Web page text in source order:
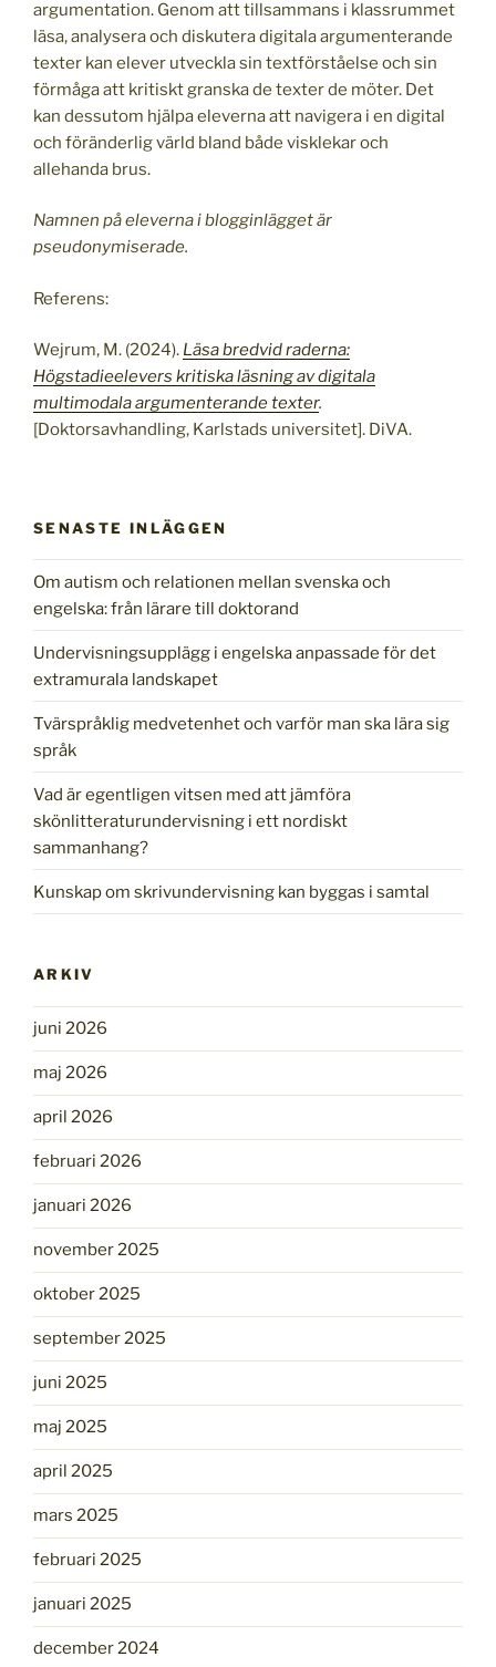
argumentation. Genom att tillsammans i klassrummet
läsa, analysera och diskutera digitala argumenterande
texter kan elever utveckla sin textförståelse och sin
förmåga att kritiskt granska de texter de möter. Det
kan dessutom hjälpa eleverna att navigera i en digital
och föränderlig värld bland både visklekar och
allehanda brus.
Namnen på eleverna i blogginlägget är
pseudonymiserade.
Referens:
Wejrum, M. (2024). Läsa bredvid raderna:
Högstadieelevers kritiska läsning av digitala
multimodala argumenterande texter.
[Doktorsavhandling, Karlstads universitet]. DiVA.
SENASTE INLÄGGEN
Om autism och relationen mellan svenska och
engelska: från lärare till doktorand
Undervisningsupplägg i engelska anpassade för det
extramurala landskapet
Tvärspråklig medvetenhet och varför man ska lära sig
språk
Vad är egentligen vitsen med att jämföra
skönlitteraturundervisning i ett nordiskt
sammanhang?
Kunskap om skrivundervisning kan byggas i samtal
ARKIV
juni 2026
maj 2026
april 2026
februari 2026
januari 2026
november 2025
oktober 2025
september 2025
juni 2025
maj 2025
april 2025
mars 2025
februari 2025
januari 2025
december 2024